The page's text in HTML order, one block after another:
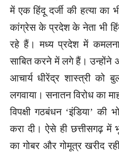
में एक हिंदू दर्जी की हत्या का
कांग्रेस के प्रदेश के नेता भी
रहे हैं। मध्य प्रदेश में
साबित करने में लगे हैं। उन्होंने
आचार्य धीरेंद्र शास्त्री को
लगवाया। सनातन विरोध का
विपक्षी गठबंधन ‘इंडिया’ की
करा दी। ऐसे ही छत्तीसगढ़
का गोबर और गोमूत्र खरीद